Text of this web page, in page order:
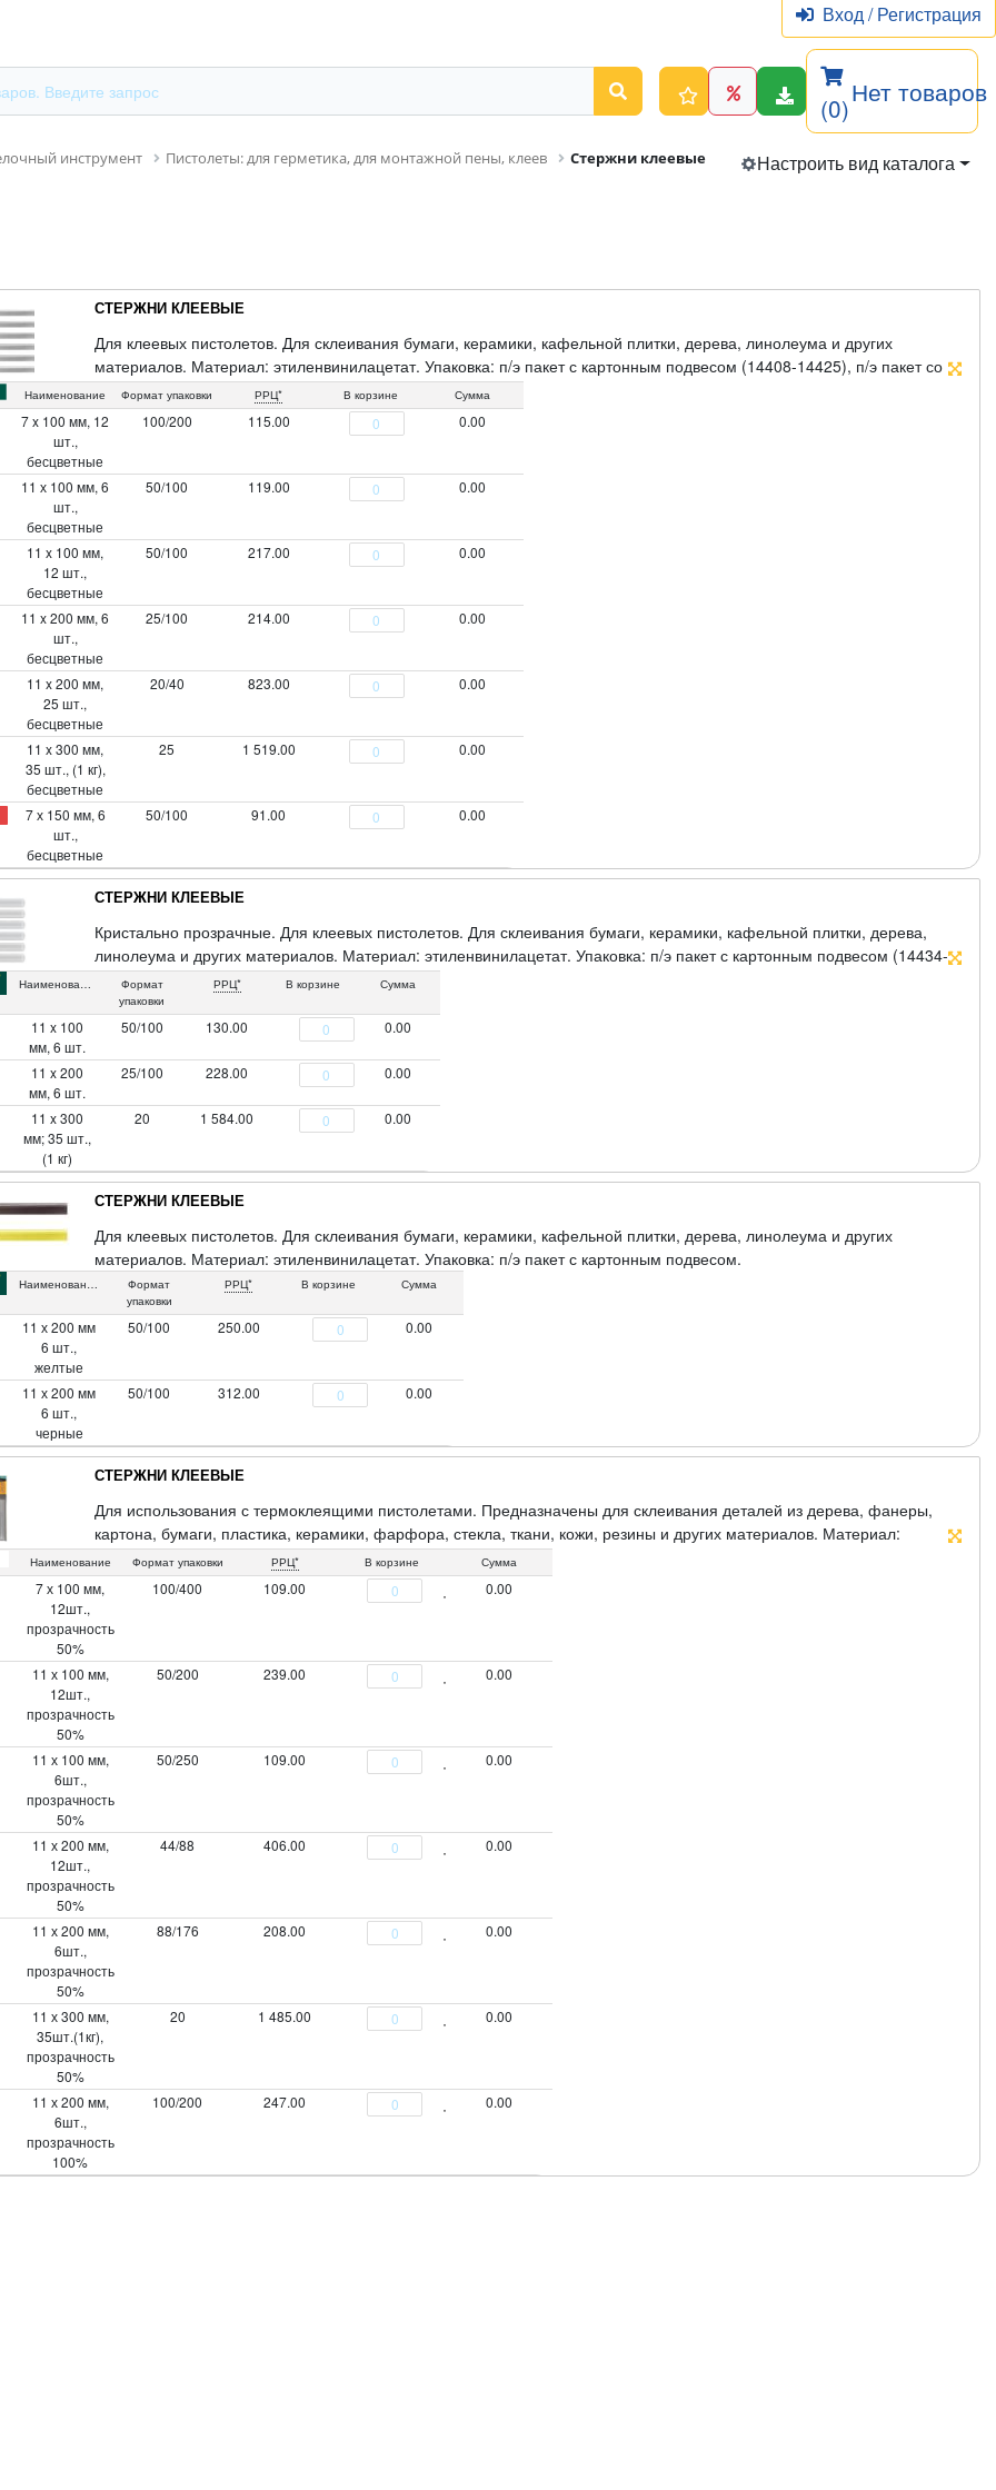
Вход/Регистрация
(0)Нет товаров
инструмент Пистолеты: для герметика, для монтажной пены, клеев Стержни клеевые Настроить вид каталога
СТЕРЖНИ КЛЕЕВЫЕ
Для клеевых пистолетов. Для склеивания бумаги, керамики, кафельной плитки, дерева, линолеума и других
материалов. Материал: этиленвинилацетат. Упаковка: п/э пакет с картонным подвесом (14408-14425), п/э пакет со
стикером (14430).
Наименование Формат упаковки РРЦ* В корзине Сумма
7 x 100 мм, 12
шт.,
бесцветные
100/200 115.00 0.00
11 х 100 мм, 6
шт.,
бесцветные
50/100 119.00 0.00
11 x 100 мм,
12 шт.,
бесцветные
50/100 217.00 0.00
11 x 200 мм, 6
шт.,
бесцветные
25/100 214.00 0.00
11 x 200 мм,
25 шт.,
бесцветные
20/40 823.00 0.00
11 x 300 мм,
35 шт., (1 кг),
бесцветные
25 1 519.00 0.00
7 х 150 мм, 6
шт.,
бесцветные
50/100 91.00 0.00
СТЕРЖНИ КЛЕЕВЫЕ
Кристально прозрачные. Для клеевых пистолетов. Для склеивания бумаги, керамики, кафельной плитки, дерева,
линолеума и других материалов. Материал: этиленвинилацетат. Упаковка: п/э пакет с картонным подвесом (14434-
14436), п/э пакет со стикером (14440).
Наименование
Формат
упаковки
РРЦ* В корзине Сумма
11 x 100
мм, 6 шт.
50/100 130.00 0.00
11 x 200
мм, 6 шт.
25/100 228.00 0.00
11 x 300
мм; 35 шт.,
(1 кг)
20 1 584.00 0.00
СТЕРЖНИ КЛЕЕВЫЕ
Для клеевых пистолетов. Для склеивания бумаги, керамики, кафельной плитки, дерева, линолеума и других
материалов. Материал: этиленвинилацетат. Упаковка: п/э пакет с картонным подвесом.
Наименование
Формат
упаковки
РРЦ* В корзине Сумма
11 х 200 мм
6 шт.,
желтые
50/100 250.00 0.00
11 х 200 мм
6 шт.,
черные
50/100 312.00 0.00
СТЕРЖНИ КЛЕЕВЫЕ
Для использования с термоклеящими пистолетами. Предназначены для склеивания деталей из дерева, фанеры,
картона, бумаги, пластика, керамики, фарфора, стекла, ткани, кожи, резины и других материалов. Материал:
этиленвинилацетат. Упаковка: п/э пакет с картонным подвесом (14501М-14509М, 14515М), п/э пакет со стикером
(14512М)
Наименование Формат упаковки РРЦ* В корзине Сумма
7 х 100 мм,
12шт.,
прозрачность
50%
100/400 109.00 0.00
11 х 100 мм,
12шт.,
прозрачность
50%
50/200 239.00 0.00
11 х 100 мм,
6шт.,
прозрачность
50%
50/250 109.00 0.00
11 х 200 мм,
12шт.,
прозрачность
50%
44/88 406.00 0.00
11 х 200 мм,
6шт.,
прозрачность
50%
88/176 208.00 0.00
11 х 300 мм,
35шт.(1кг),
прозрачность
50%
20 1 485.00 0.00
11 х 200 мм,
6шт.,
прозрачность
100%
100/200 247.00 0.00